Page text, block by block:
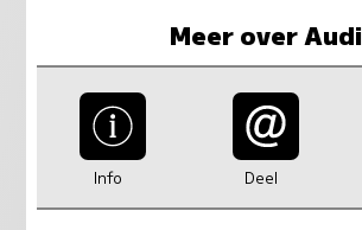
Meer over Audi
Info Deel